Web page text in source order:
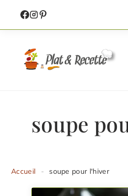
contenu
soupe
Accueil - soupe pour l'hiver